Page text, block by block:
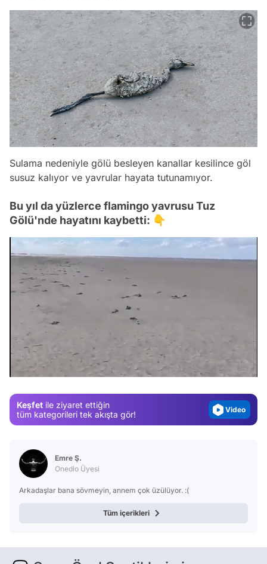
Sulama nedeniyle gölü besleyen kanallar kesilince göl
susuz kalıyor ve yavrular hayata tutunamıyor.
Bu yıl da yüzlerce flamingo yavrusu Tuz
Gölü'nde hayatını kaybetti: 👇
/
Keşfet ile ziyaret ettiğin
tüm kategorileri tek akışta gör!
Test
Gündem
Video
Emre Ş.
Onedio Üyesi
Arkadaşlar bana sövmeyin, annem çok üzülüyor. :(
Tüm içerikleri